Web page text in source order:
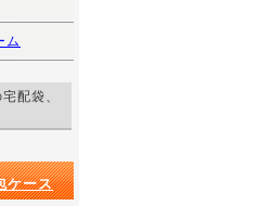
ム
配袋、
ケース